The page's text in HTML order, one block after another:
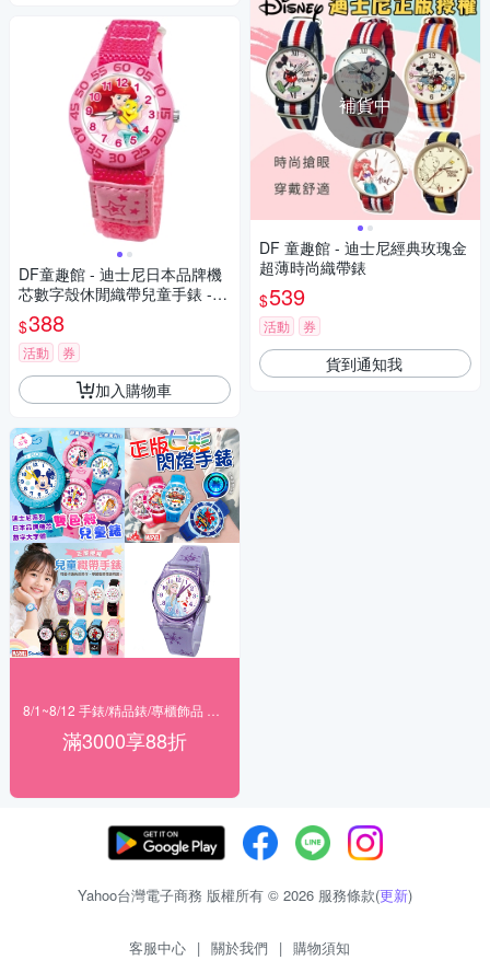
DF童趣館 - 迪士尼日本品牌機
芯數字殼休閒織帶兒童手錶 -
多款可選
$388
活動 券
加入購物車
滿3000享88折
補貨中
DF 童趣館 - 迪士尼經典玫瑰金
超薄時尚織帶錶
$539
活動 券
貨到通知我
Yahoo台灣電子商務 版權所有 © 2026 服務條款(更新)
客服中心 | 關於我們 | 購物須知